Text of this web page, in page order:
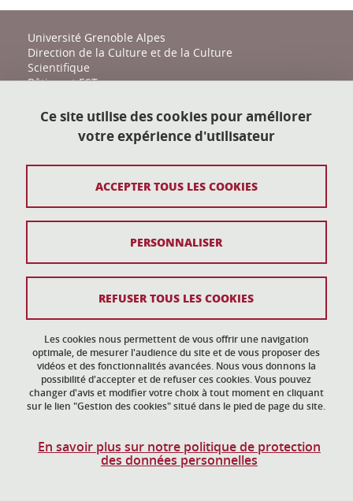
Université Grenoble Alpes
Direction de la Culture et de la Culture
Scientifique
Bâtiment EST
38400 Saint-Martin-d'Hères
action-culturelle@univ-grenoble-alpes.fr
Plan du site
Données personnelles
Gestion des cookies
Accessibilité : non conforme
Ce site utilise des cookies pour améliorer
votre expérience d'utilisateur
Les cookies nous permettent de vous offrir une navigation
optimale, de mesurer l'audience du site et de vous proposer des
vidéos et des fonctionnalités avancées. Nous vous donnons la
possibilité d'accepter et de refuser ces cookies. Vous pouvez
changer d'avis et modifier votre choix à tout moment en cliquant
sur le lien "Gestion des cookies" situé dans le pied de page du site.
En savoir plus sur notre politique de protection
des données personnelles
ACCEPTER TOUS LES COOKIES
REFUSER TOUS LES COOKIES
PERSONNALISER